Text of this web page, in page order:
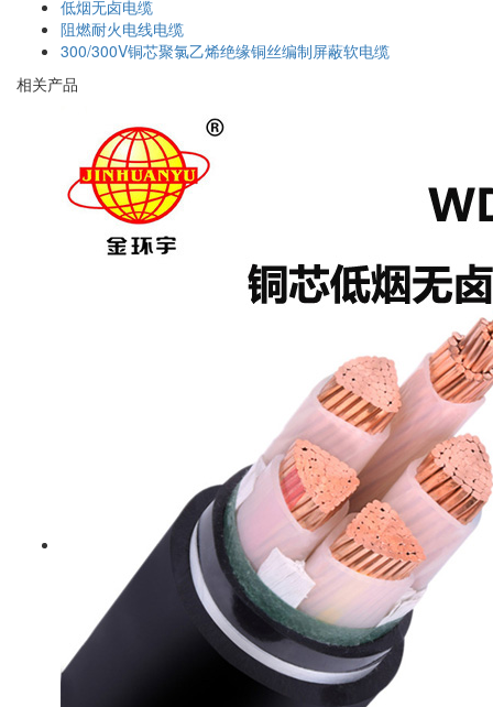
低烟无卤电缆
阻燃耐火电线电缆
300/300V铜芯聚氯乙烯绝缘铜丝编制屏蔽软电缆
相关产品